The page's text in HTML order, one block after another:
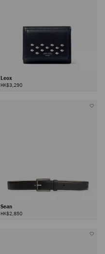
Leox
HK$3,290
Sean
HK$2,850